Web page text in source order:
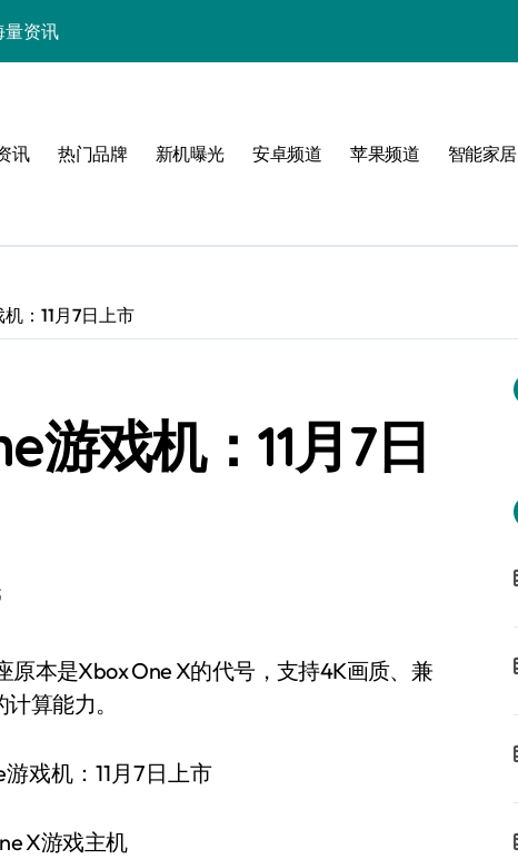
量资讯
机新体验！
新惊艳亮点
攻略速看！
讯 热门品牌 新机曝光 安卓频道 苹果频道 智能家居
：11月7日上市
游戏机：11月7日
算能力。
X游戏主机